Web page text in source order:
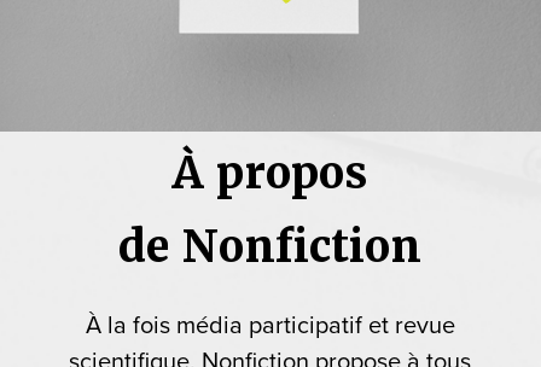
À propos
de Nonfiction
À la fois média participatif et revue